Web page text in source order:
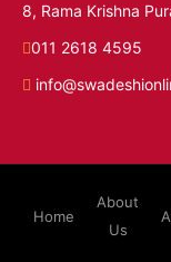
8, Rama Krishna
011 2618 4595
Home
About
Us